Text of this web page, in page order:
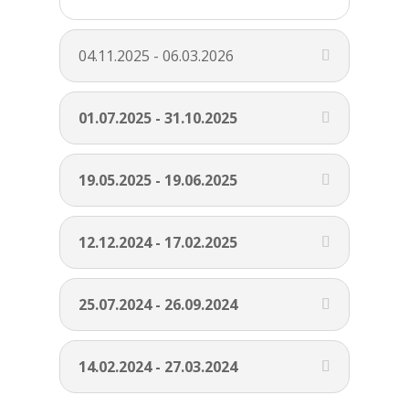
04.11.2025 - 06.03.2026
01.07.2025 - 31.10.2025
19.05.2025 - 19.06.2025
12.12.2024 - 17.02.2025
25.07.2024 - 26.09.2024
14.02.2024 - 27.03.2024